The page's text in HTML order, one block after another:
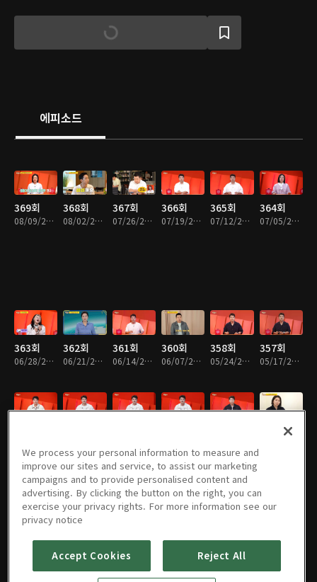
진다!
에피소드
369회
08/09/2026 • 1시간 17분
368회
08/02/2026 • 1시간 19분
367회
07/26/2026 • 1시간 18분
366회
07/19/2026 • 1시간 16분
365회
07/12/2026 • 1시간 17분
364회
07/05/2026 • 1시간 15분
363회
06/28/2026 • 1시간 17분
362회
06/21/2026 • 1시간 15분
361회
06/14/2026 • 1시간 19분
360회
06/07/2026 • 1시간 19분
358회
05/24/2026 • 1시간 18분
357회
05/17/2026 • 1시간 14분
351회
350회
03/29/2026 • 1시간 18분
349회 348회 347회 346회 345회
We process your personal information to measure and
improve our sites and service, to assist our marketing
campaigns and to provide personalised content and
advertising. By clicking the button on the right, you can
exercise your privacy rights. For more information see our
privacy notice
Accept Cookies Reject All